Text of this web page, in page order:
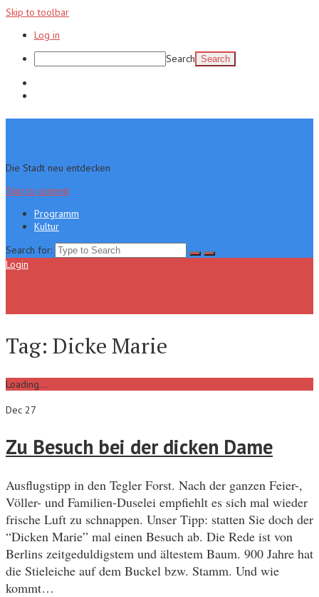
Skip to toolbar
Log in
Search
Die Stadt neu entdecken
Skip to content
Programm
Kultur
Search for:
Login
Tag: Dicke Marie
Loading...
Dec 27
Zu Besuch bei der dicken Dame
Ausflugstipp in den Tegler Forst. Nach der ganzen Feier-,
Völler- und Familien-Duselei empfiehlt es sich mal wieder
frische Luft zu schnappen. Unser Tipp: statten Sie doch der
“Dicken Marie” mal einen Besuch ab. Die Rede ist von
Berlins zeitgeduldigstem und ältestem Baum. 900 Jahre hat
die Stieleiche auf dem Buckel bzw. Stamm. Und wie
kommt…